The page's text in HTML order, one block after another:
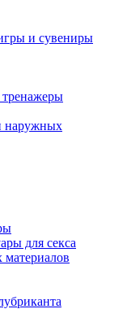
и сувениры
наружных
для секса